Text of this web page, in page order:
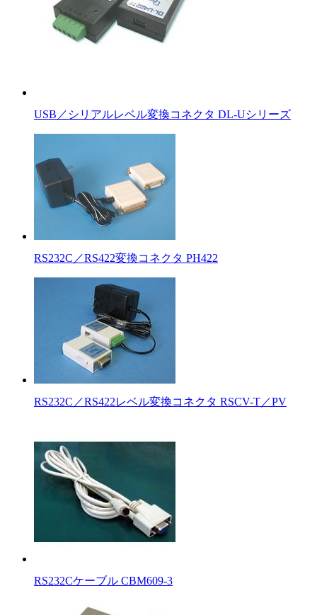
USB／シリアルレベル変換コネクタ DL-Uシリーズ
RS232C／RS422変換コネクタ PH422
RS232C／RS422レベル変換コネクタ RSCV-T／PV
RS232Cケーブル CBM609-3